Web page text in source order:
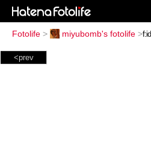
Fotolife > miyubomb's fotolife >
<prev